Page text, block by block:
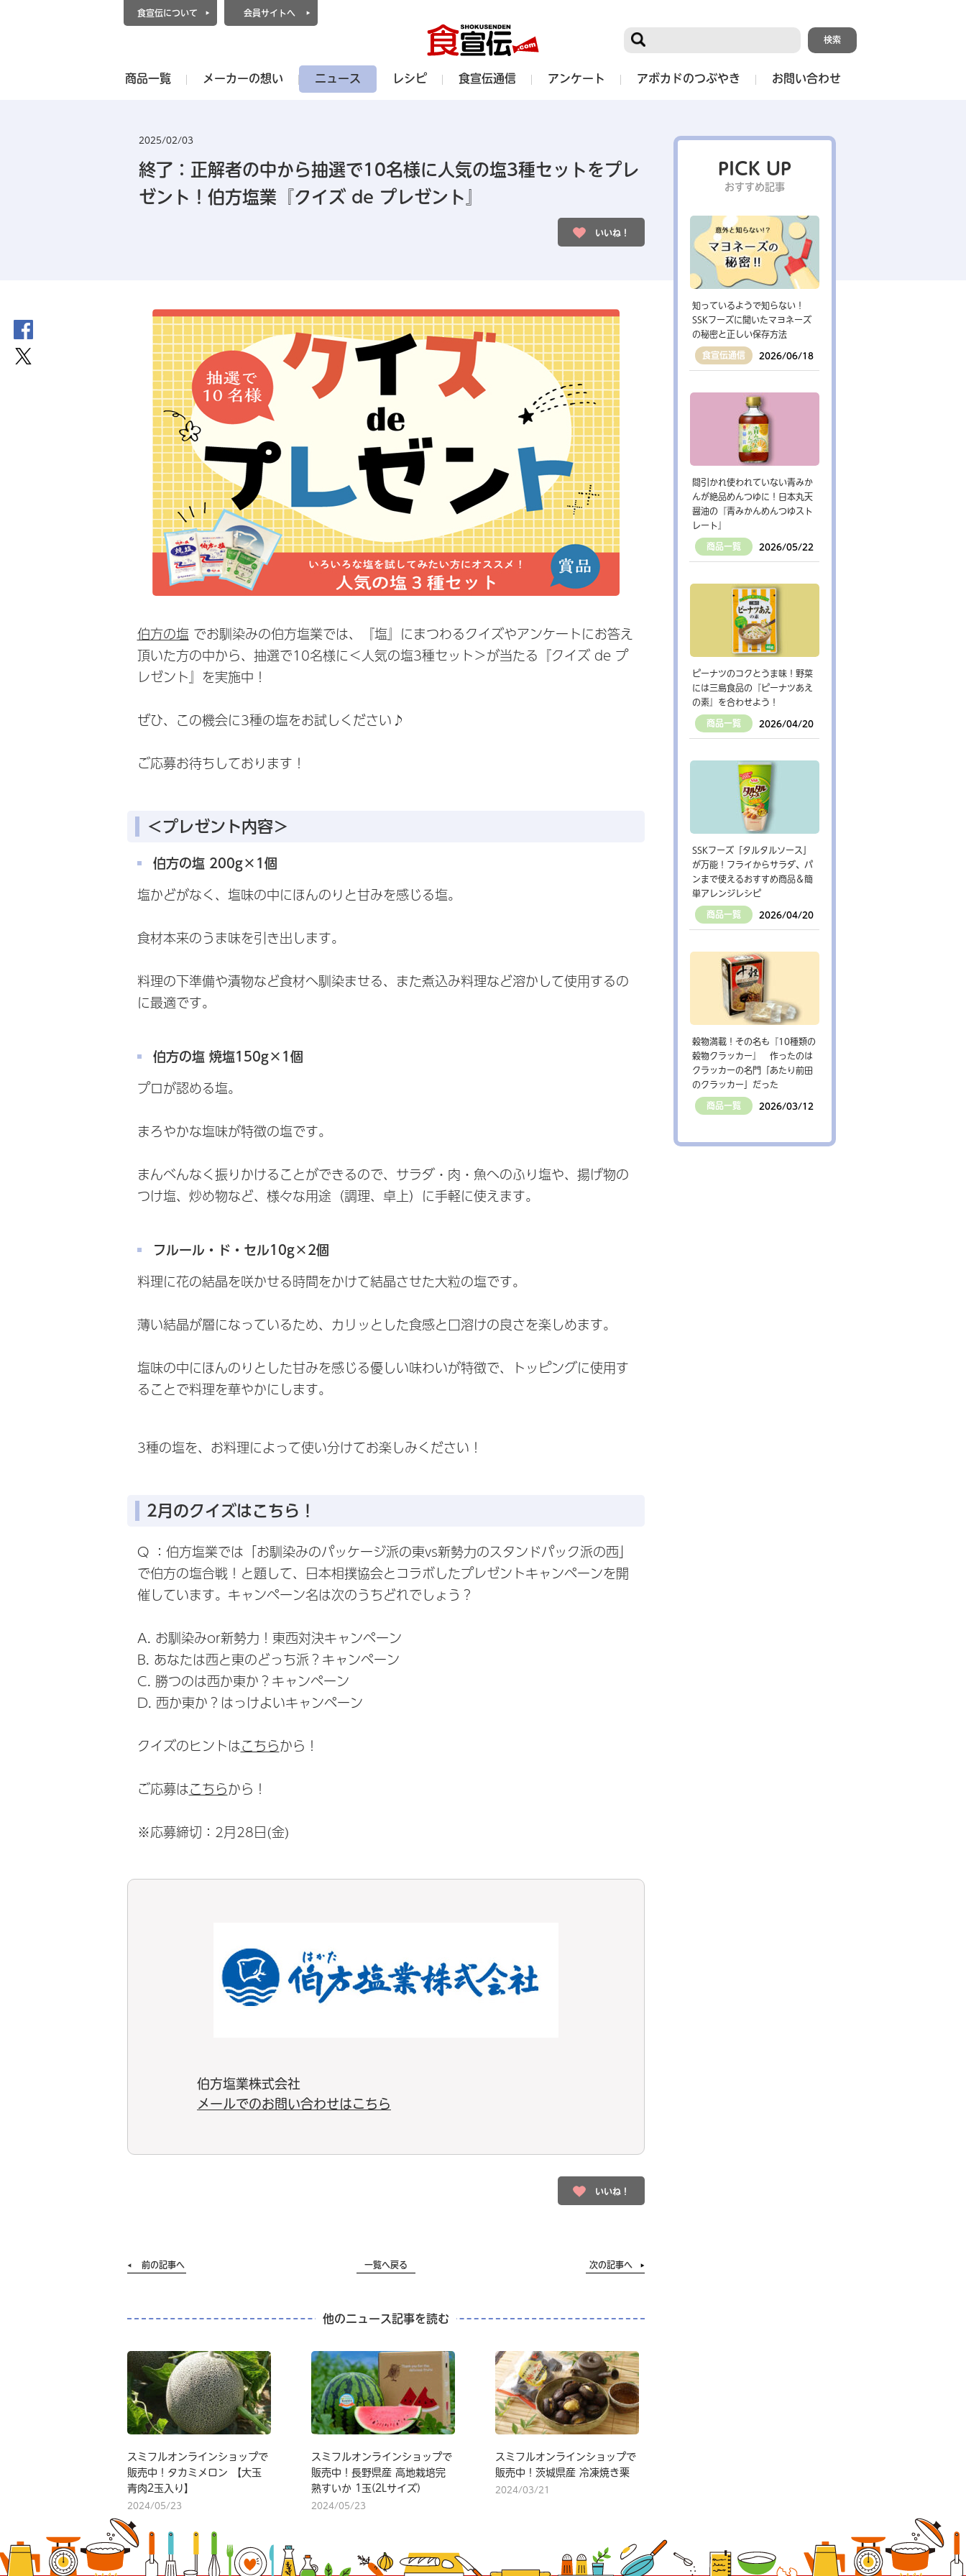
食宣伝について 会員サイトへ
商品一覧 メーカーの想い ニュース レシピ 食宣伝通信 アンケート アボカドのつぶやき お問い合わせ
2025/02/03
終了：正解者の中から抽選で10名様に人気の塩3種セットをプレ
ゼント！伯方塩業『クイズ de プレゼント』
いいね！
伯方の塩でお馴染みの伯方塩業では、『塩』にまつわるクイズやアンケートにお答え
頂いた方の中から、抽選で10名様に＜人気の塩3種セット＞が当たる『クイズ de プ
レゼント』を実施中！
ぜひ、この機会に3種の塩をお試しください♪
ご応募お待ちしております！
＜プレゼント内容＞
伯方の塩 200g×1個
塩かどがなく、塩味の中にほんのりと甘みを感じる塩。
食材本来のうま味を引き出します。
料理の下準備や漬物など食材へ馴染ませる、また煮込み料理など溶かして使用するの
に最適です。
伯方の塩 焼塩150g×1個
プロが認める塩。
まろやかな塩味が特徴の塩です。
まんべんなく振りかけることができるので、サラダ・肉・魚へのふり塩や、揚げ物の
つけ塩、炒め物など、様々な用途（調理、卓上）に手軽に使えます。
フルール・ド・セル10g×2個
料理に花の結晶を咲かせる時間をかけて結晶させた大粒の塩です。
薄い結晶が層になっているため、カリッとした食感と口溶けの良さを楽しめます。
塩味の中にほんのりとした甘みを感じる優しい味わいが特徴で、トッピングに使用す
ることで料理を華やかにします。
3種の塩を、お料理によって使い分けてお楽しみください！
2月のクイズはこちら！
Q ：伯方塩業では「お馴染みのパッケージ派の東vs新勢力のスタンドパック派の西」
で伯方の塩合戦！と題して、日本相撲協会とコラボしたプレゼントキャンペーンを開
催しています。キャンペーン名は次のうちどれでしょう？
A. お馴染みor新勢力！東西対決キャンペーン
B. あなたは西と東のどっち派？キャンペーン
C. 勝つのは西か東か？キャンペーン
D. 西か東か？はっけよいキャンペーン
クイズのヒントはこちらから！
ご応募はこちらから！
※応募締切：2月28日(金)
伯方塩業株式会社
メールでのお問い合わせはこちら
いいね！
前の記事へ 一覧へ戻る 次の記事へ
他のニュース記事を読む
スミフルオンラインショップで
販売中！タカミメロン 【大玉
青肉2玉入り】
2024/05/23
スミフルオンラインショップで
販売中！長野県産 高地栽培完
熟すいか 1玉(2Lサイズ)
2024/05/23
スミフルオンラインショップで
販売中！茨城県産 冷凍焼き栗
2024/03/21
PICK UP
おすすめ記事
知っているようで知らない！
SSKフーズに聞いたマヨネーズ
の秘密と正しい保存方法
食宣伝通信 2026/06/18
間引かれ使われていない青みか
んが絶品めんつゆに！日本丸天
醤油の『青みかんめんつゆスト
レート』
商品一覧 2026/05/22
ピーナツのコクとうま味！野菜
には三島食品の『ピーナツあえ
の素』を合わせよう！
商品一覧 2026/04/20
SSKフーズ「タルタルソース」
が万能！フライからサラダ、パ
ンまで使えるおすすめ商品＆簡
単アレンジレシピ
商品一覧 2026/04/20
穀物満載！その名も『10種類の
穀物クラッカー』 作ったのは
クラッカーの名門「あたり前田
のクラッカー」だった
商品一覧 2026/03/12